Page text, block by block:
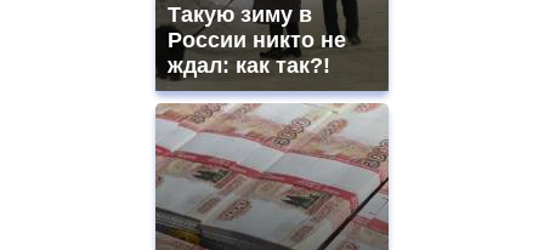
Такую зиму в
России никто не
ждал: как так?!